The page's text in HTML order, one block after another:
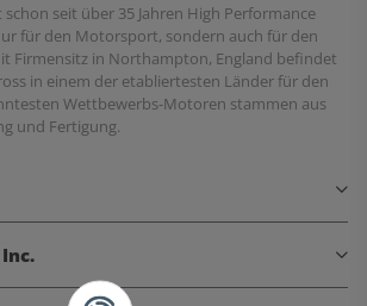
seit über 35 Jahren High Performance
für den Motorsport, sondern auch für den
Firmensitz in Northampton, England befindet
in einem der etabliertesten Länder für den
Wettbewerbs-Motoren stammen aus
und Fertigung.